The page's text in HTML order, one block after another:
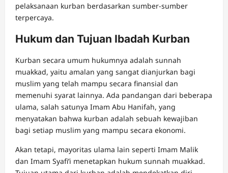
pelaksanaan kurban berdasarkan sumber-sumber
terpercaya.
Hukum dan Tujuan Ibadah Kurban
Kurban secara umum hukumnya adalah sunnah
muakkad, yaitu amalan yang sangat dianjurkan bagi
muslim yang telah mampu secara finansial dan
memenuhi syarat lainnya. Ada pandangan dari beberapa
ulama, salah satunya Imam Abu Hanifah, yang
menyatakan bahwa kurban adalah sebuah kewajiban
bagi setiap muslim yang mampu secara ekonomi.
Akan tetapi, mayoritas ulama lain seperti Imam Malik
dan Imam Syafi’i menetapkan hukum sunnah muakkad.